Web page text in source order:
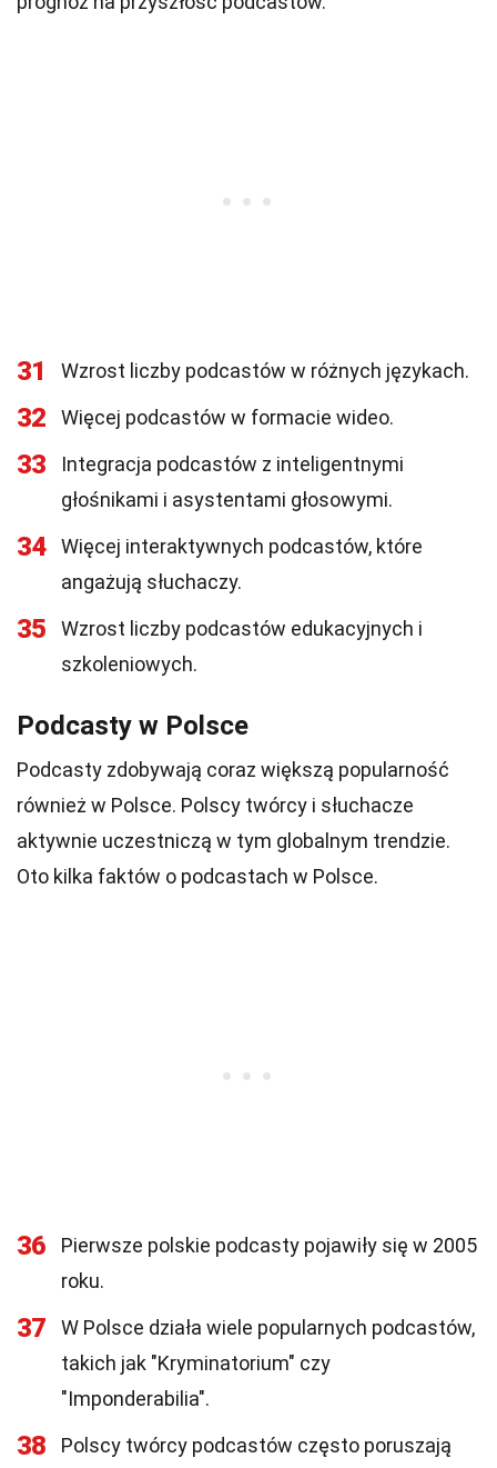
31 Wzrost liczby podcastów w różnych językach.
32 Więcej podcastów w formacie wideo.
33
Integracja podcastów z inteligentnymi
głośnikami i asystentami głosowymi.
34
Więcej interaktywnych podcastów, które
angażują słuchaczy.
35
Wzrost liczby podcastów edukacyjnych i
szkoleniowych.
Podcasty w Polsce
Podcasty zdobywają coraz większą popularność
również w Polsce. Polscy twórcy i słuchacze
aktywnie uczestniczą w tym globalnym trendzie.
Oto kilka faktów o podcastach w Polsce.
36
Pierwsze polskie podcasty pojawiły się w 2005
roku.
37
W Polsce działa wiele popularnych podcastów,
takich jak "Kryminatorium" czy
"Imponderabilia".
38
Polscy twórcy podcastów często poruszają